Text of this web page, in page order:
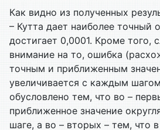
Как видно из полученных
– Кутта дает наиболее точный
достигает 0,0001. Кроме того,
внимание на то, ошибка
точным и приближенным
увеличивается с каждым
обусловлено тем, что во –
приближенное значение
шаге, а во – вторых – тем, что